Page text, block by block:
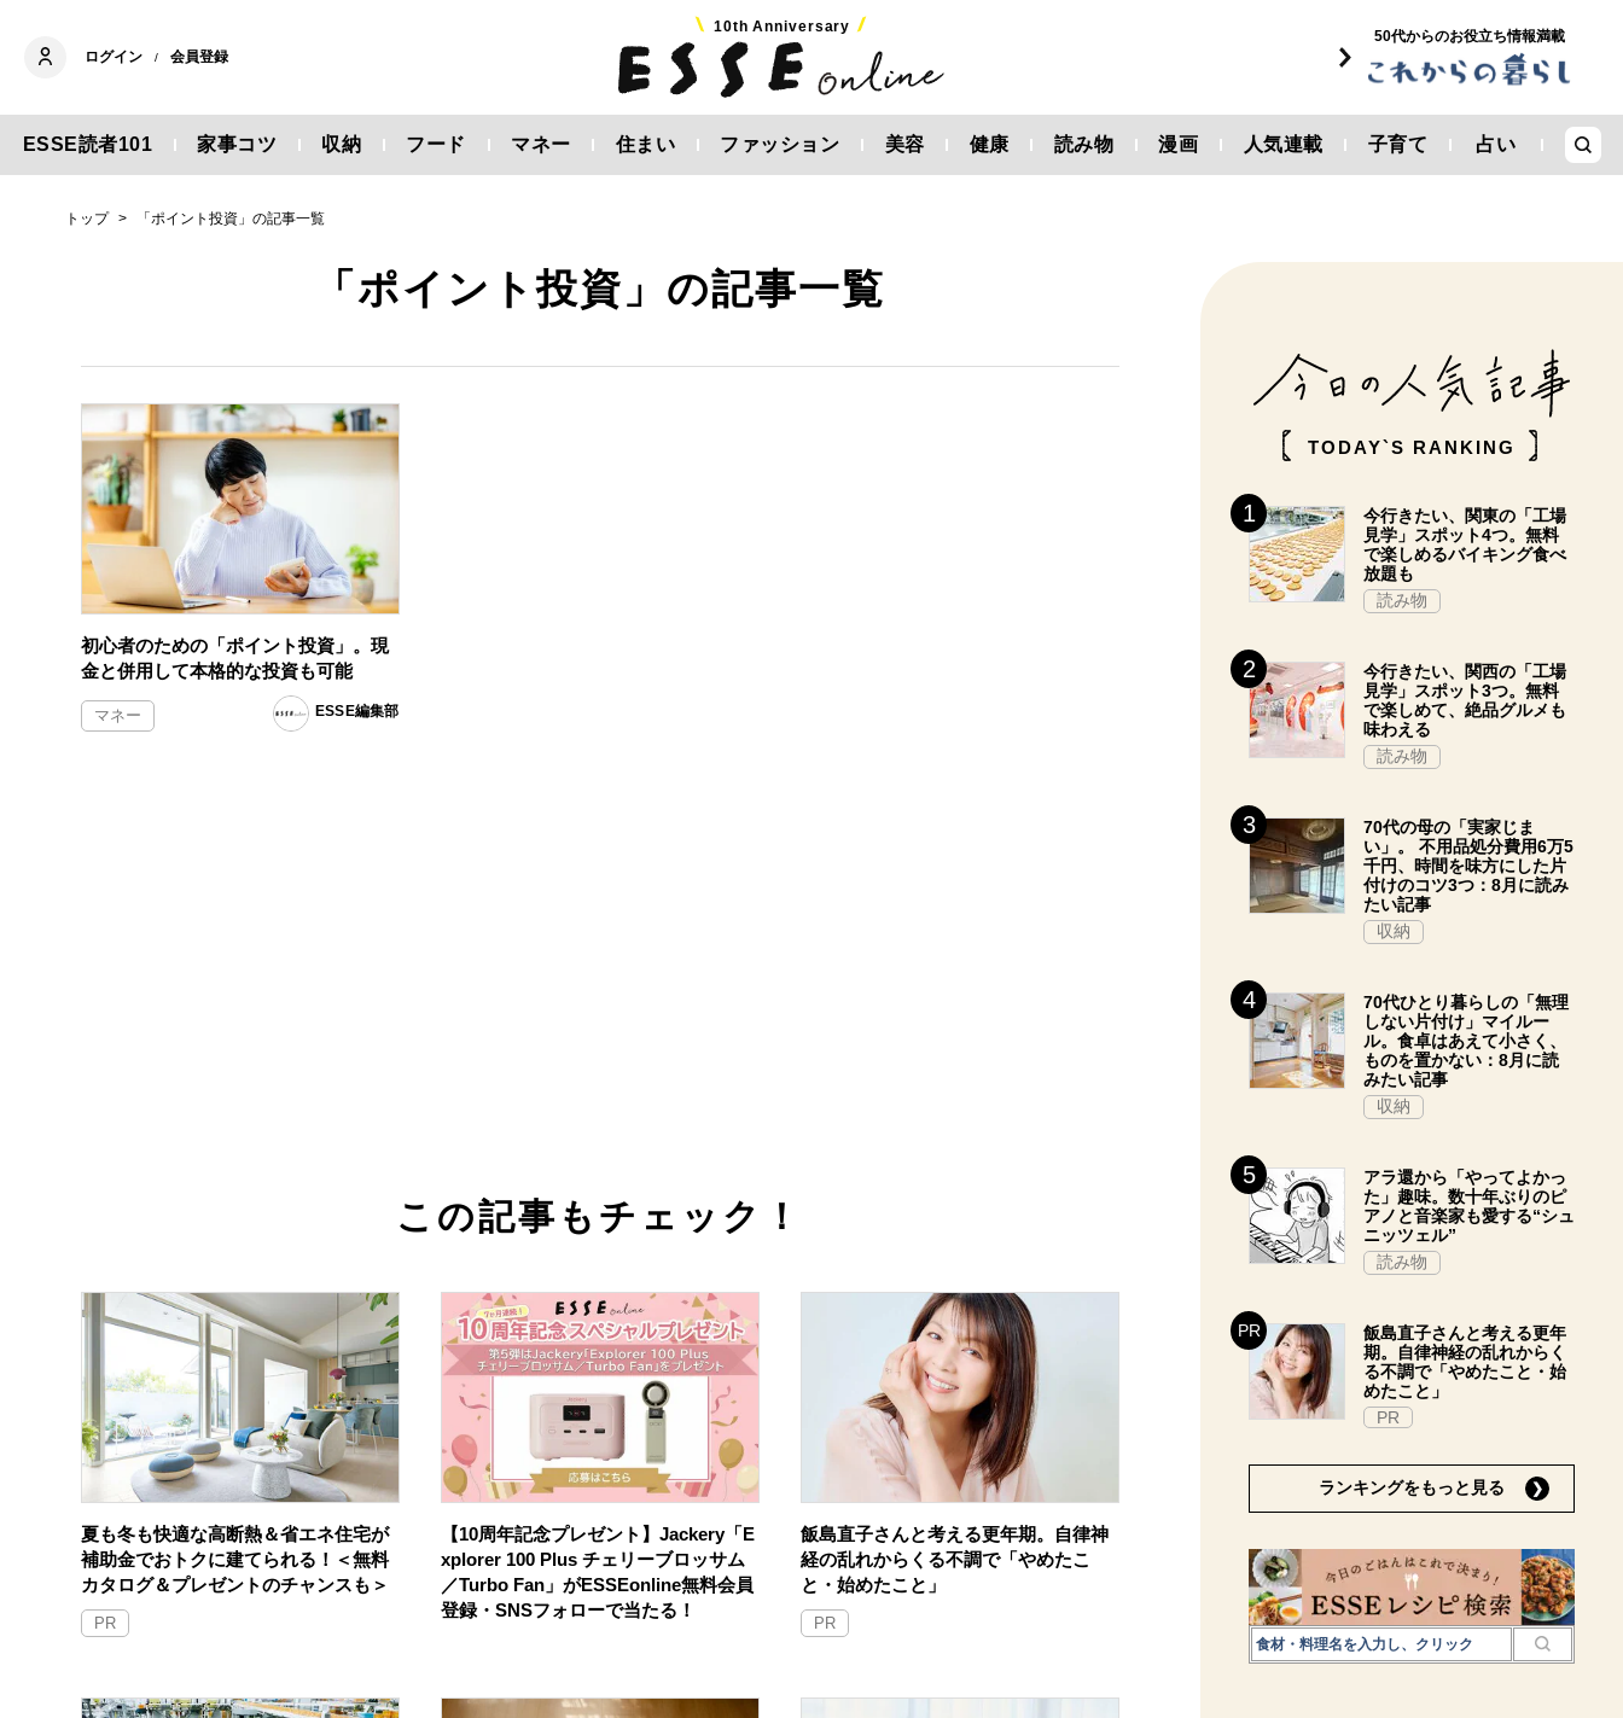
ログイン / 会員登録
10th Anniversary
50代からのお役立ち情報満載
ESSE読者101 家事コツ 収納 フード マネー 住まい ファッション 美容 健康 読み物 漫画 人気連載 子育て 占い
トップ 「ポイント投資」の記事一覧
「ポイント投資」の記事一覧
初心者のための「ポイント投資」。現
金と併用して本格的な投資も可能
マネー ESSE編集部
この記事もチェック！
夏も冬も快適な高断熱＆省エネ住宅が
補助金でおトクに建てられる！＜無料
カタログ＆プレゼントのチャンスも＞
PR
【10周年記念プレゼント】Jackery「E
xplorer 100 Plus チェリーブロッサム
／Turbo Fan」がESSEonline無料会員
登録・SNSフォローで当たる！
飯島直子さんと考える更年期。自律神
経の乱れからくる不調で「やめたこ
と・始めたこと」
PR
TODAY`S RANKING
今行きたい、関東の「工場
見学」スポット4つ。無料
で楽しめるバイキング食べ
放題も
読み物
今行きたい、関西の「工場
見学」スポット3つ。無料
で楽しめて、絶品グルメも
味わえる
読み物
70代の母の「実家じま
い」。 不用品処分費用6万5
千円、時間を味方にした片
付けのコツ3つ：8月に読み
たい記事
収納
70代ひとり暮らしの「無理
しない片付け」マイルー
ル。食卓はあえて小さく、
ものを置かない：8月に読
みたい記事
収納
アラ還から「やってよかっ
た」趣味。数十年ぶりのピ
アノと音楽家も愛する“シュ
ニッツェル”
読み物
飯島直子さんと考える更年
期。自律神経の乱れからく
る不調で「やめたこと・始
めたこと」
PR
ランキングをもっと見る